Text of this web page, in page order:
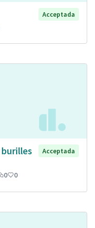
Acceptada
Acceptada
0 0